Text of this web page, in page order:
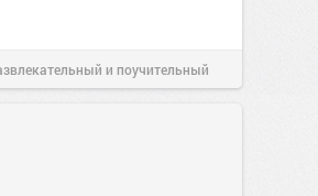
и поучительный